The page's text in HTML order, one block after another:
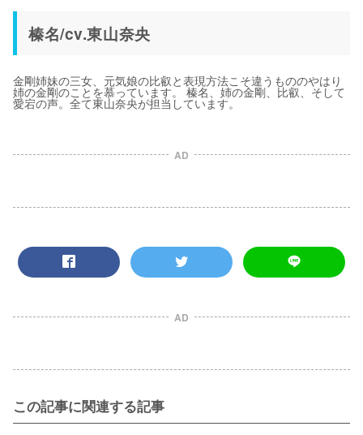
榛名/cv.東山奈央
金剛姉妹の三女、元気娘の比叡と表現方法こそ違うもののやはり
姉の金剛のことを慕っています。 榛名、姉の金剛、比叡、そして
愛宕の声。全て東山奈央が担当しています。
AD
AD
この記事に関連する記事